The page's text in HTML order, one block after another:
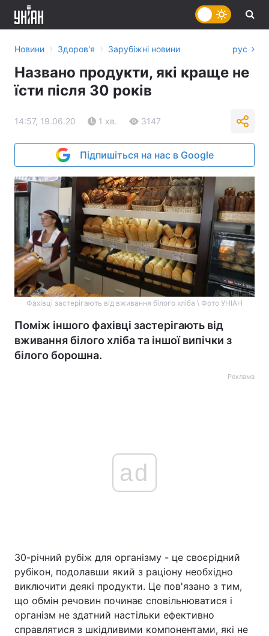
Головна Війна
Україна Політика
Новини › Здоров'я › Зарубіжні новини рус
Названо продукти, які краще не
їсти після 30 років
14:57, 19.06.20 1 хв. 3147
Підпишіться на нас в Google
Фахівці застерігають від вживання білого хліба \ Фото УНІАН
Поміж іншого фахівці застерігають від
вживання білого хліба та іншої випічки з
білого борошна.
Реклама
ad
30-річний рубіж для організму - це своєрідний
рубікон, подолавши який з раціону необхідно
виключити деякі продукти. Це пов'язано з тим,
що обмін речовин починає сповільнюватися і
організм не здатний настільки ефективно
справлятися з шкідливими компонентами, які не